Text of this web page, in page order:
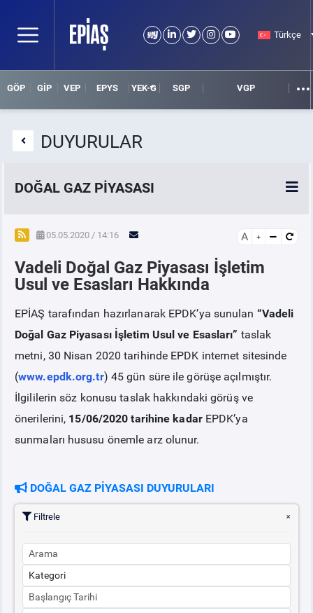
Türkçe
GÖP GİP VEP EPYS YEK-G SGP VGP
DUYURULAR
DOĞAL GAZ PİYASASI
SPOT DOĞAL GAZ PİYASASI
VADELİ DOĞAL GAZ PİYASASI
İLGİLİ DOKÜMANLAR
BÜLTENLER
DUYURULAR
05.05.2020 / 14:16 A
Vadeli Doğal Gaz Piyasası İşletim
Usul ve Esasları Hakkında
EPİAŞ tarafından hazırlanarak EPDK’ya sunulan “Vadeli
Doğal Gaz Piyasası İşletim Usul ve Esasları” taslak
metni, 30 Nisan 2020 tarihinde EPDK internet sitesinde
(www.epdk.org.tr) 45 gün süre ile görüşe açılmıştır.
İlgililerin söz konusu taslak hakkındaki görüş ve
önerilerini, 15/06/2020 tarihine kadarEPDK’ya
sunmaları hususu önemle arz olunur.
DOĞAL GAZ PİYASASI DUYURULARI
Filtrele